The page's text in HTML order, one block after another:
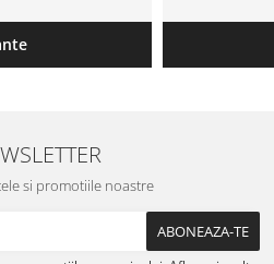
si promotiile noastre